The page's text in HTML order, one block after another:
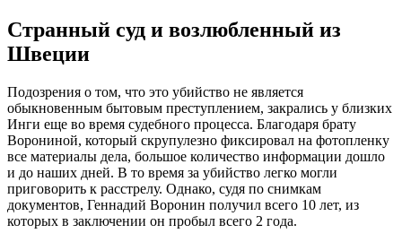
Странный суд и возлюбленный из
Швеции
Подозрения о том, что это убийство не является
обыкновенным бытовым преступлением, закрались у близких
Инги еще во время судебного процесса. Благодаря брату
Ворониной, который скрупулезно фиксировал на фотопленку
все материалы дела, большое количество информации дошло
и до наших дней. В то время за убийство легко могли
приговорить к расстрелу. Однако, судя по снимкам
документов, Геннадий Воронин получил всего 10 лет, из
которых в заключении он пробыл всего 2 года.